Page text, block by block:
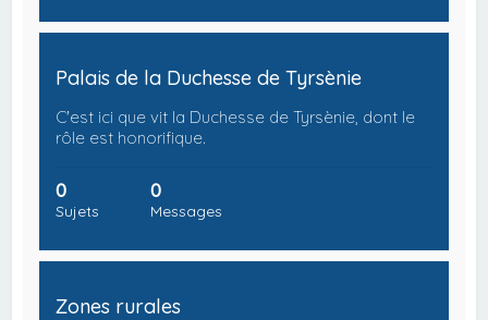
Palais de la Duchesse de Tyrsènie
C'est ici que vit la Duchesse de Tyrsènie, dont le
rôle est honorifique.
0
Sujets
0
Messages
Zones rurales